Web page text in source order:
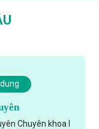
Chuyên khoa I